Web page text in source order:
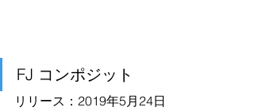
FJ コンポジット
リリース：2019年5月24日